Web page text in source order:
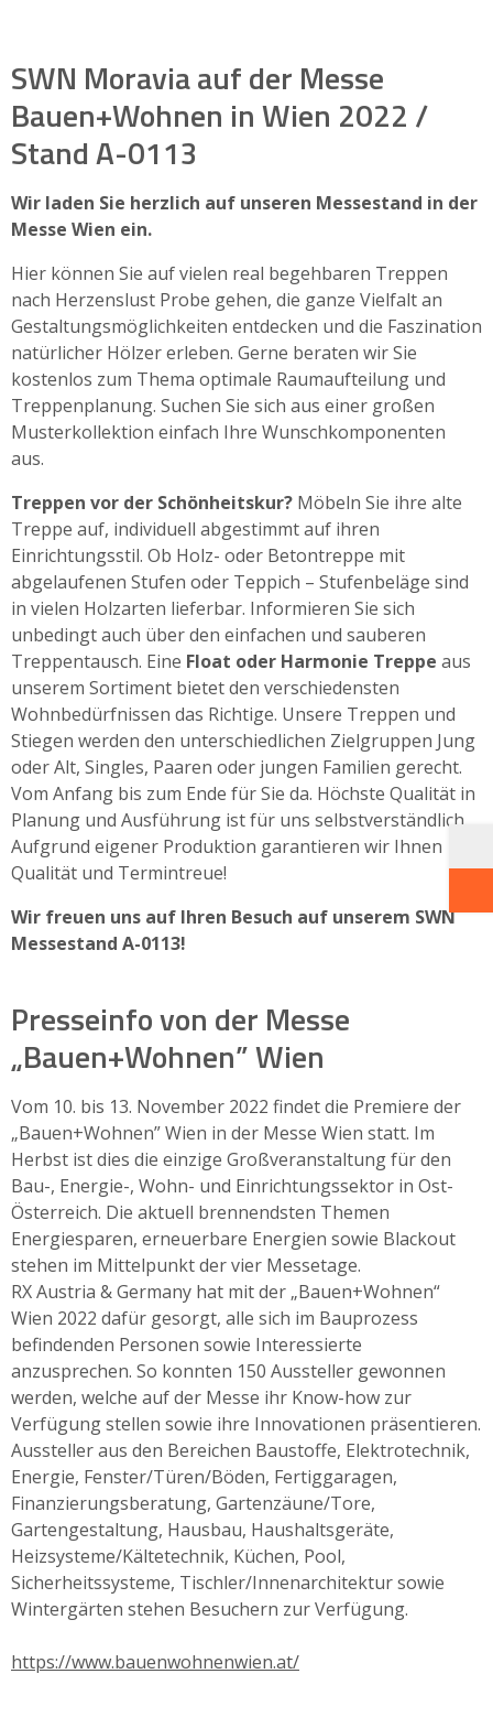
SWN Moravia auf der Messe
Bauen+Wohnen in Wien 2022 /
Stand A-0113
Wir laden Sie herzlich auf unseren Messestand in der
Messe Wien ein.
Hier können Sie auf vielen real begehbaren Treppen
nach Herzenslust Probe gehen, die ganze Vielfalt an
Gestaltungsmöglichkeiten entdecken und die Faszination
natürlicher Hölzer erleben. Gerne beraten wir Sie
kostenlos zum Thema optimale Raumaufteilung und
Treppenplanung. Suchen Sie sich aus einer großen
Musterkollektion einfach Ihre Wunschkomponenten
aus.
Treppen vor der Schönheitskur? Möbeln Sie ihre alte
Treppe auf, individuell abgestimmt auf ihren
Einrichtungsstil. Ob Holz- oder Betontreppe mit
abgelaufenen Stufen oder Teppich – Stufenbeläge sind
in vielen Holzarten lieferbar. Informieren Sie sich
unbedingt auch über den einfachen und sauberen
Treppentausch. Eine Float oder Harmonie Treppe aus
unserem Sortiment bietet den verschiedensten
Wohnbedürfnissen das Richtige. Unsere Treppen und
Stiegen werden den unterschiedlichen Zielgruppen Jung
oder Alt, Singles, Paaren oder jungen Familien gerecht.
Vom Anfang bis zum Ende für Sie da. Höchste Qualität in
Planung und Ausführung ist für uns selbstverständlich.
Aufgrund eigener Produktion garantieren wir Ihnen
Qualität und Termintreue!
Wir freuen uns auf Ihren Besuch auf unserem SWN
Messestand A-0113!
Presseinfo von der Messe
„Bauen+Wohnen” Wien
Vom 10. bis 13. November 2022 findet die Premiere der
„Bauen+Wohnen” Wien in der Messe Wien statt. Im
Herbst ist dies die einzige Großveranstaltung für den
Bau-, Energie-, Wohn- und Einrichtungssektor in Ost-
Österreich. Die aktuell brennendsten Themen
Energiesparen, erneuerbare Energien sowie Blackout
stehen im Mittelpunkt der vier Messetage.
RX Austria & Germany hat mit der „Bauen+Wohnen“
Wien 2022 dafür gesorgt, alle sich im Bauprozess
befindenden Personen sowie Interessierte
anzusprechen. So konnten 150 Aussteller gewonnen
werden, welche auf der Messe ihr Know-how zur
Verfügung stellen sowie ihre Innovationen präsentieren.
Aussteller aus den Bereichen Baustoffe, Elektrotechnik,
Energie, Fenster/Türen/Böden, Fertiggaragen,
Finanzierungsberatung, Gartenzäune/Tore,
Gartengestaltung, Hausbau, Haushaltsgeräte,
Heizsysteme/Kältetechnik, Küchen, Pool,
Sicherheitssysteme, Tischler/Innenarchitektur sowie
Wintergärten stehen Besuchern zur Verfügung.
https://www.bauenwohnenwien.at/